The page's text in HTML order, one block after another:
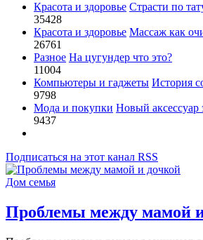
Красота и здоровье Страсти по
35428
Красота и здоровье Массаж как
26761
Разное На цугундер что это?
11004
Компьютеры и гаджеты История
9798
Мода и покупки Новый аксессуар
9437
Подписаться на этот канал RSS
Дом семья
Проблемы между мамой